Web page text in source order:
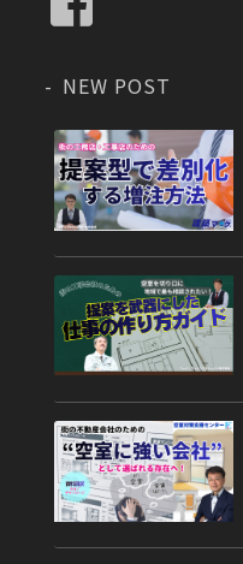
NEW POST